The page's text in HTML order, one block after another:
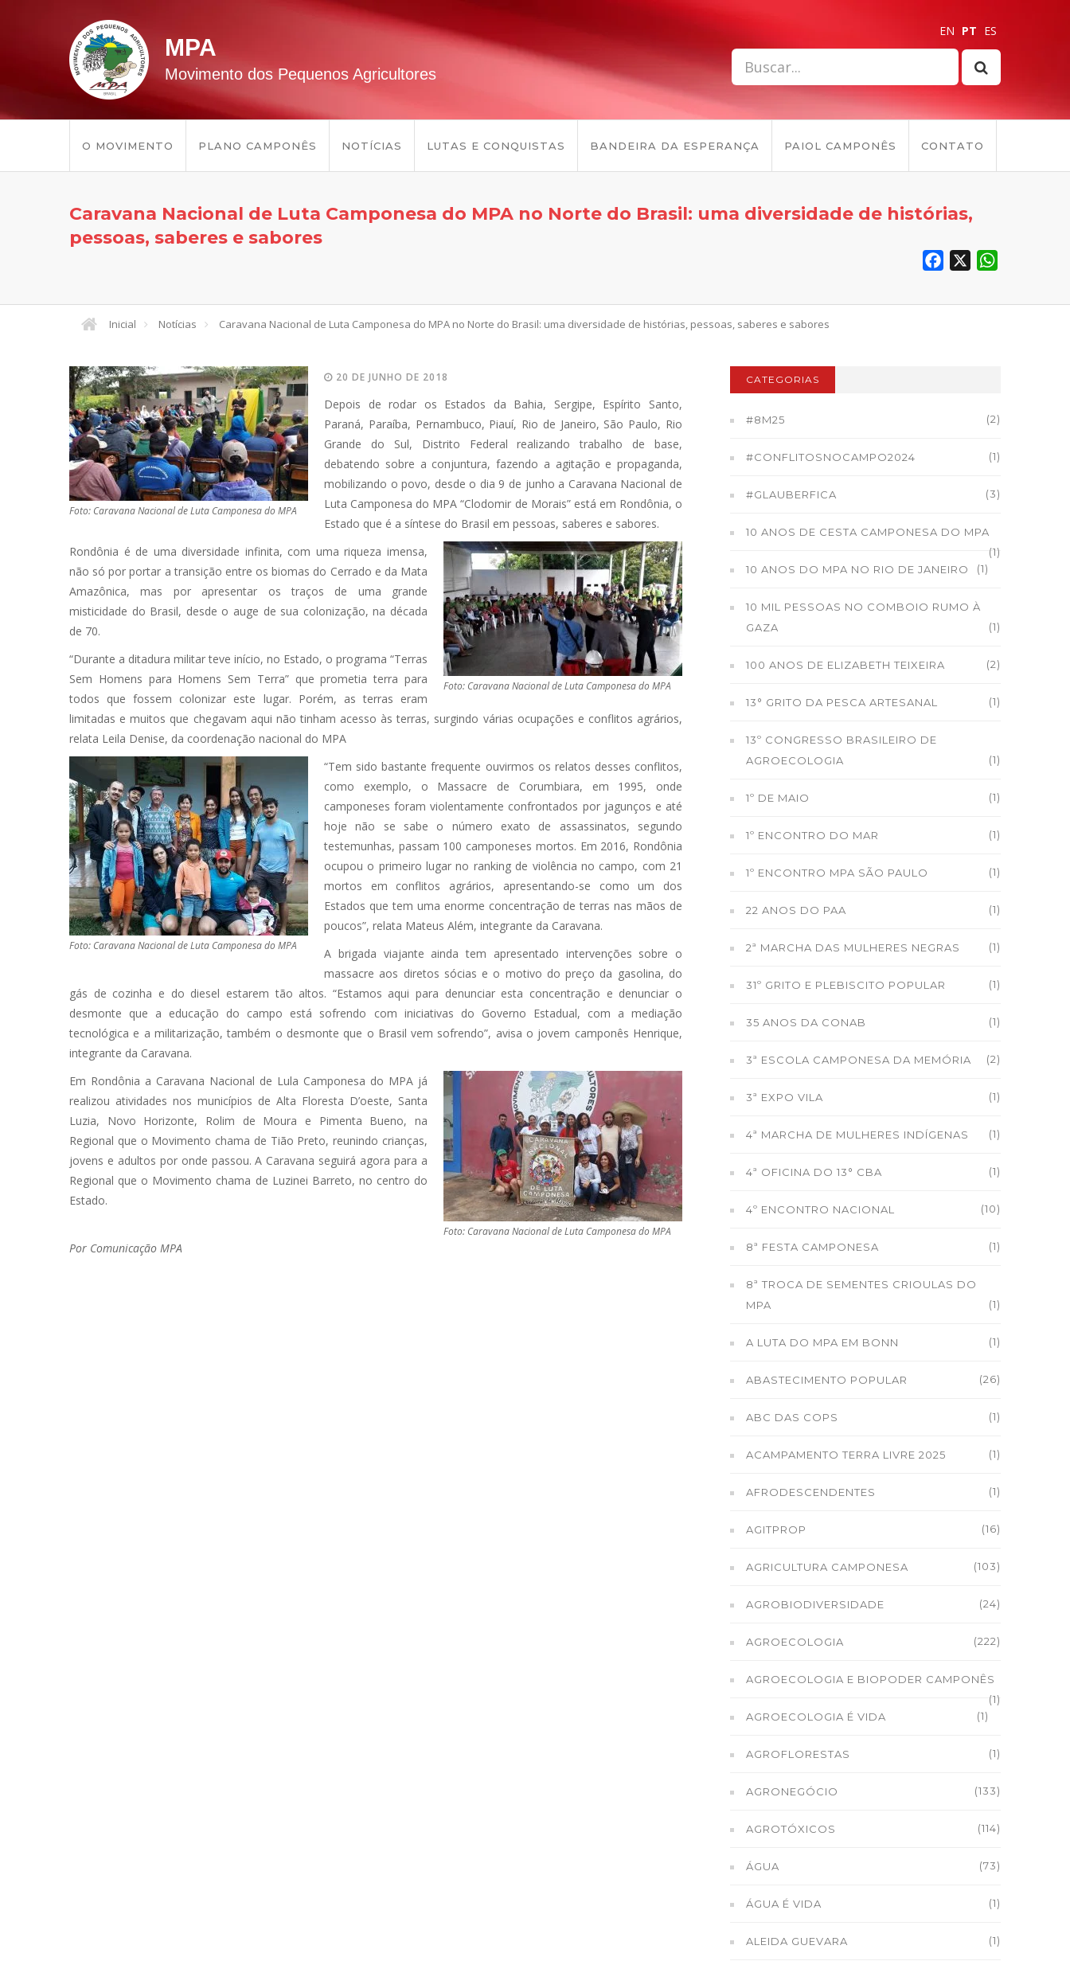
MPA
Movimento dos Pequenos Agricultores
EN PT ES
O MOVIMENTO PLANO CAMPONÊS NOTÍCIAS LUTAS E CONQUISTAS BANDEIRA DA ESPERANÇA PAIOL CAMPONÊS CONTATO
Caravana Nacional de Luta Camponesa do MPA no Norte do Brasil: uma diversidade de histórias,
pessoas, saberes e sabores
Facebook
Inicial Notícias Caravana Nacional de Luta Camponesa do MPA no Norte do Brasil: uma diversidade de histórias, pessoas, saberes e sabores
20 DE JUNHO DE 2018
Foto: Caravana Nacional de Luta Camponesa do MPA
Depois de rodar os Estados da Bahia, Sergipe, Espírito Santo,
Paraná, Paraíba, Pernambuco, Piauí, Rio de Janeiro, São Paulo, Rio
Grande do Sul, Distrito Federal realizando trabalho de base,
debatendo sobre a conjuntura, fazendo a agitação e propaganda,
mobilizando o povo, desde o dia 9 de junho a Caravana Nacional de
Luta Camponesa do MPA “Clodomir de Morais” está em Rondônia, o
Estado que é a síntese do Brasil em pessoas, saberes e sabores.
Foto: Caravana Nacional de Luta Camponesa do MPA
Rondônia é de uma diversidade infinita, com uma riqueza imensa,
não só por portar a transição entre os biomas do Cerrado e da Mata
Amazônica, mas por apresentar os traços de uma grande
misticidade do Brasil, desde o auge de sua colonização, na década
de 70.
“Durante a ditadura militar teve início, no Estado, o programa “Terras
Sem Homens para Homens Sem Terra” que prometia terra para
todos que fossem colonizar este lugar. Porém, as terras eram
limitadas e muitos que chegavam aqui não tinham acesso às terras, surgindo várias ocupações e conflitos agrários,
relata Leila Denise, da coordenação nacional do MPA
Foto: Caravana Nacional de Luta Camponesa do MPA
“Tem sido bastante frequente ouvirmos os relatos desses conflitos,
como exemplo, o Massacre de Corumbiara, em 1995, onde
camponeses foram violentamente confrontados por jagunços e até
hoje não se sabe o número exato de assassinatos, segundo
testemunhas, passam 100 camponeses mortos. Em 2016, Rondônia
ocupou o primeiro lugar no ranking de violência no campo, com 21
mortos em conflitos agrários, apresentando-se como um dos
Estados que tem uma enorme concentração de terras nas mãos de
poucos”, relata Mateus Além, integrante da Caravana.
A brigada viajante ainda tem apresentado intervenções sobre o
massacre aos diretos sócias e o motivo do preço da gasolina, do
gás de cozinha e do diesel estarem tão altos. “Estamos aqui para denunciar esta concentração e denunciar o
desmonte que a educação do campo está sofrendo com iniciativas do Governo Estadual, com a mediação
tecnológica e a militarização, também o desmonte que o Brasil vem sofrendo”, avisa o jovem camponês Henrique,
integrante da Caravana.
Foto: Caravana Nacional de Luta Camponesa do MPA
Em Rondônia a Caravana Nacional de Lula Camponesa do MPA já
realizou atividades nos municípios de Alta Floresta D’oeste, Santa
Luzia, Novo Horizonte, Rolim de Moura e Pimenta Bueno, na
Regional que o Movimento chama de Tião Preto, reunindo crianças,
jovens e adultos por onde passou. A Caravana seguirá agora para a
Regional que o Movimento chama de Luzinei Barreto, no centro do
Estado.
Por Comunicação MPA
CATEGORIAS
#8M25 (2)
#CONFLITOSNOCAMPO2024 (1)
#GLAUBERFICA (3)
10 ANOS DE CESTA CAMPONESA DO MPA
(1)
10 ANOS DO MPA NO RIO DE JANEIRO
(1)
10 MIL PESSOAS NO COMBOIO RUMO À
GAZA
(1)
100 ANOS DE ELIZABETH TEIXEIRA (2)
13° GRITO DA PESCA ARTESANAL (1)
13º CONGRESSO BRASILEIRO DE
AGROECOLOGIA
(1)
1º DE MAIO (1)
1º ENCONTRO DO MAR (1)
1º ENCONTRO MPA SÃO PAULO (1)
22 ANOS DO PAA (1)
2ª MARCHA DAS MULHERES NEGRAS (1)
31º GRITO E PLEBISCITO POPULAR (1)
35 ANOS DA CONAB (1)
3ª ESCOLA CAMPONESA DA MEMÓRIA (2)
3ª EXPO VILA (1)
4ª MARCHA DE MULHERES INDÍGENAS (1)
4ª OFICINA DO 13° CBA (1)
4º ENCONTRO NACIONAL (10)
8ª FESTA CAMPONESA (1)
8ª TROCA DE SEMENTES CRIOULAS DO
MPA
(1)
A LUTA DO MPA EM BONN (1)
ABASTECIMENTO POPULAR (26)
ABC DAS COPS (1)
ACAMPAMENTO TERRA LIVRE 2025 (1)
AFRODESCENDENTES (1)
AGITPROP (16)
AGRICULTURA CAMPONESA (103)
AGROBIODIVERSIDADE (24)
AGROECOLOGIA (222)
AGROECOLOGIA E BIOPODER CAMPONÊS
(1)
AGROECOLOGIA É VIDA
(1)
AGROFLORESTAS (1)
AGRONEGÓCIO (133)
AGROTÓXICOS (114)
ÁGUA (73)
ÁGUA É VIDA (1)
ALEIDA GUEVARA (1)